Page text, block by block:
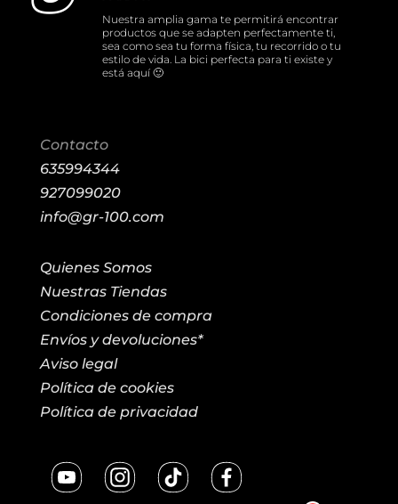
Nuestra amplia gama te permitirá encontrar
productos que se adapten perfectamente ti,
sea como sea tu forma física, tu recorrido o tu
estilo de vida. La bici perfecta para ti existe y
está aquí 🙂
Contacto
635994344
927099020
info@gr-100.com
Quienes Somos
Nuestras Tiendas
Condiciones de compra
Envíos y devoluciones*
Aviso legal
Política de cookies
Política de privacidad